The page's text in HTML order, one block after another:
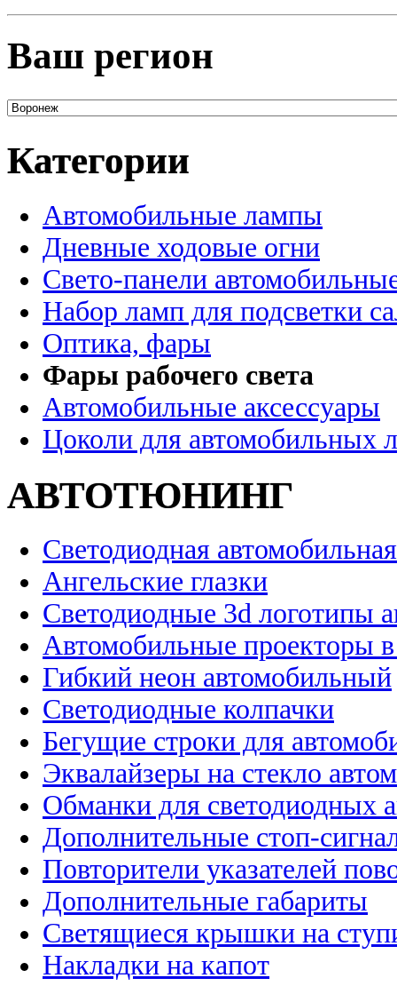
Ваш регион
Категории
Автомобильные лампы
Дневные ходовые огни
Свето-панели
Набор ламп для подсветки
Оптика, фары
Фары рабочего света
Автомобильные аксессуары
Цоколи для автомобильных
АВТОТЮНИНГ
Светодиодная
Ангельские глазки
Светодиодные 3d логотипы
Автомобильные проекторы
Гибкий неон автомобильный
Светодиодные колпачки
Бегущие строки для
Эквалайзеры на стекло
Обманки для светодиодных
Дополнительные стоп-
Повторители указателей
Дополнительные габариты
Светящиеся крышки на
Накладки на капот